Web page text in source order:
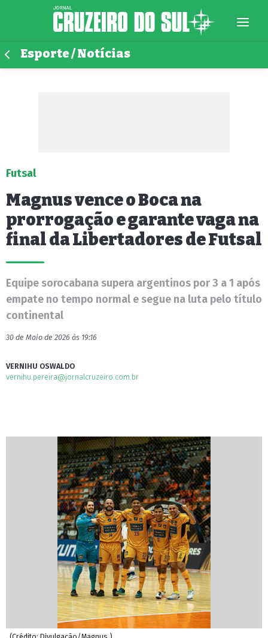
Esporte / Notícias
Futsal
Magnus vence o Boca na
prorrogação e garante vaga na
final da Libertadores de Futsal
Equipe sorocabana supera argentinos por 3 a 1 após
empate no tempo normal e segue na luta pelo título
continental
30 de Maio de 2026 às 19:16
VERNIHU OSWALDO
vernihu.pereira@jornalcruzeiro.com.br